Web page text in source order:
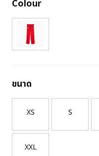
Colour
ขนาด
XS S
XXL